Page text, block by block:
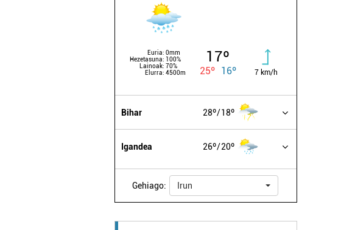
Euria: 0mm
Hezetasuna: 100%
Lainoak: 70%
Elurra: 4500m
17º
25º 16º 7 km/h
Bihar 28º 18º
Igandea 26º 20º
Gehiago: Irun